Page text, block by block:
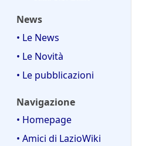
News
• Le News
• Le Novità
• Le pubblicazioni
Navigazione
• Homepage
• Amici di LazioWiki